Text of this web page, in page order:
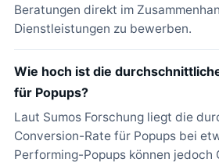
Beratungen direkt im
Dienstleistungen zu bewerben.
Wie hoch ist die
für Popups?
Laut Sumos Forschung liegt die
Conversion-Rate für Popups bei
Performing-Popups können jedoch